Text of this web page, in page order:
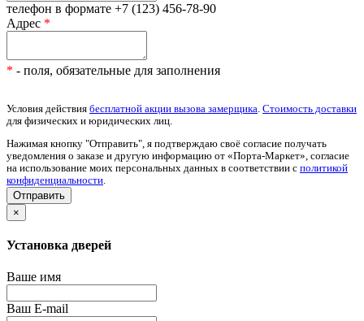
телефон в формате +7 (123) 456-78-90
Адрес *
* - поля, обязательные для заполнения
Условия действия бесплатной акции вызова замерщика Стоимость доставки
для физических и юридических лиц.
Нажимая кнопку "Отправить", я подтверждаю своё согласие получать
уведомления о заказе и другую информацию от «Порта-Маркет», согласие
на использование моих персональных данных в соответствии с политикой
конфиденциальности
×
Установка дверей
Ваше имя
Ваш E-mail